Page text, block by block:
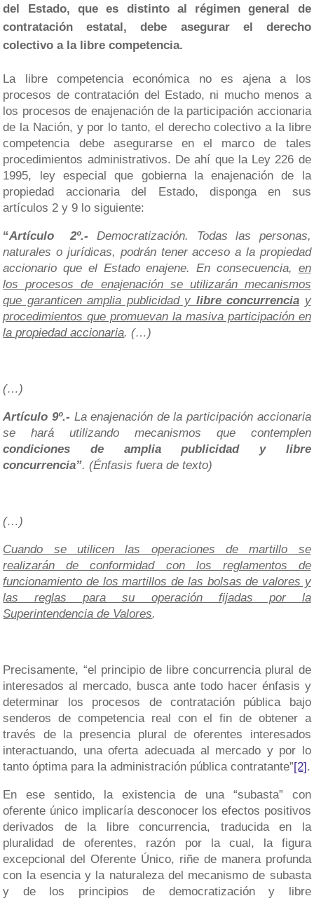
del Estado, que es distinto al régimen general de
contratación estatal, debe asegurar el derecho
colectivo a la libre competencia.
La libre competencia económica no es ajena a los
procesos de contratación del Estado, ni mucho menos a
los procesos de enajenación de la participación accionaria
de la Nación, y por lo tanto, el derecho colectivo a la libre
competencia debe asegurarse en el marco de tales
procedimientos administrativos. De ahí que la Ley 226 de
1995, ley especial que gobierna la enajenación de la
propiedad accionaria del Estado, disponga en sus
artículos 2 y 9 lo siguiente:
“Artículo 2º.- Democratización. Todas las personas,
naturales o jurídicas, podrán tener acceso a la propiedad
accionario que el Estado enajene. En consecuencia, en
los procesos de enajenación se utilizarán mecanismos
que garanticen amplia publicidad y libre concurrencia y
procedimientos que promuevan la masiva participación en
la propiedad accionaria. (…)
(…)
Artículo 9º.- La enajenación de la participación accionaria
se hará utilizando mecanismos que contemplen
condiciones de amplia publicidad y libre
concurrencia”. (Énfasis fuera de texto)
(…)
Cuando se utilicen las operaciones de martillo se
realizarán de conformidad con los reglamentos de
funcionamiento de los martillos de las bolsas de valores y
las reglas para su operación fijadas por la
Superintendencia de Valores.
Precisamente, “el principio de libre concurrencia plural de
interesados al mercado, busca ante todo hacer énfasis y
determinar los procesos de contratación pública bajo
senderos de competencia real con el fin de obtener a
través de la presencia plural de oferentes interesados
interactuando, una oferta adecuada al mercado y por lo
tanto óptima para la administración pública contratante”[2].
En ese sentido, la existencia de una “subasta” con
oferente único implicaría desconocer los efectos positivos
derivados de la libre concurrencia, traducida en la
pluralidad de oferentes, razón por la cual, la figura
excepcional del Oferente Único, riñe de manera profunda
con la esencia y la naturaleza del mecanismo de subasta
y de los principios de democratización y libre